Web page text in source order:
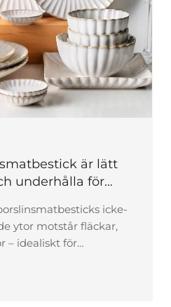
är lätt
underhålla för
icke-
ytor motstår fläckar,
– idealiskt för
och